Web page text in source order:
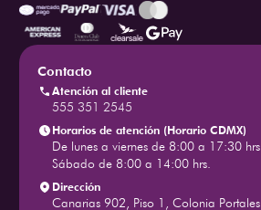
Contacto
Atención al cliente
555 351 2545
Horarios de atención (Horario CDMX)
De lunes a viernes de 8:00 a 17:30 hrs.
Sábado de 8:00 a 14:00 hrs.
Dirección
Canarias 902, Piso 1, Colonia Portales